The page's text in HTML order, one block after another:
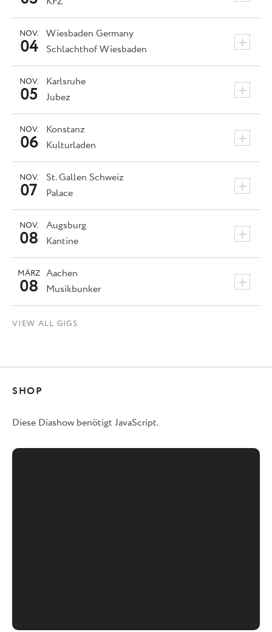
Wiesbaden Germany +
NOV.
04 Schlachthof Wiesbaden
Karlsruhe +
NOV.
05 Jubez
Konstanz +
NOV.
06 Kulturladen
St. Gallen Schweiz +
NOV.
07 Palace
Augsburg +
NOV.
08 Kantine
Aachen +
MÄRZ
08 Musikbunker
VIEW ALL GIGS
SHOP
Diese Diashow benötigt JavaScript.